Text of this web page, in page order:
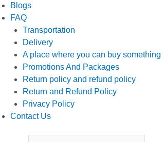
Blogs
FAQ
Transportation
Delivery
A place where you can buy something
Promotions And Packages
Return policy and refund policy
Return and Refund Policy
Privacy Policy
Contact Us